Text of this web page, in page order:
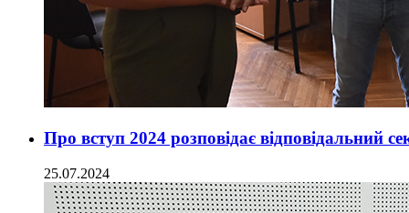
Про вступ 2024 розповідає відповідальний
25.07.2024